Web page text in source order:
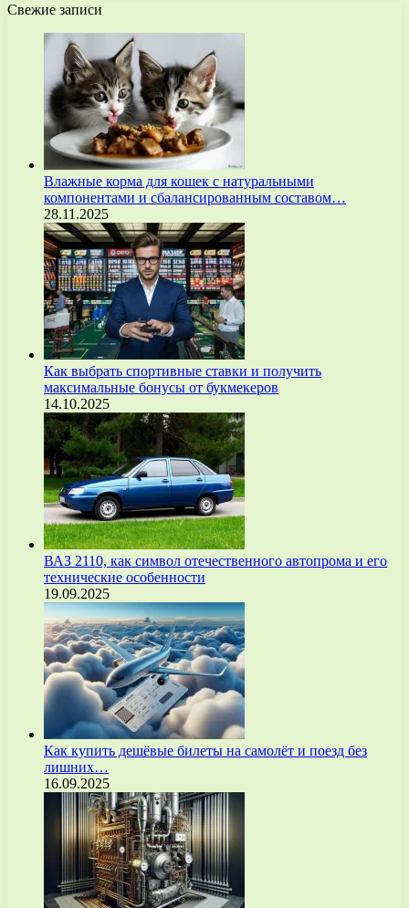
Свежие записи
Влажные корма для кошек с натуральными
компонентами и сбалансированным составом…
28.11.2025
Как выбрать спортивные ставки и получить
максимальные бонусы от букмекеров
14.10.2025
ВАЗ 2110, как символ отечественного автопрома и его
технические особенности
19.09.2025
Как купить дешёвые билеты на самолёт и поезд без
лишних…
16.09.2025